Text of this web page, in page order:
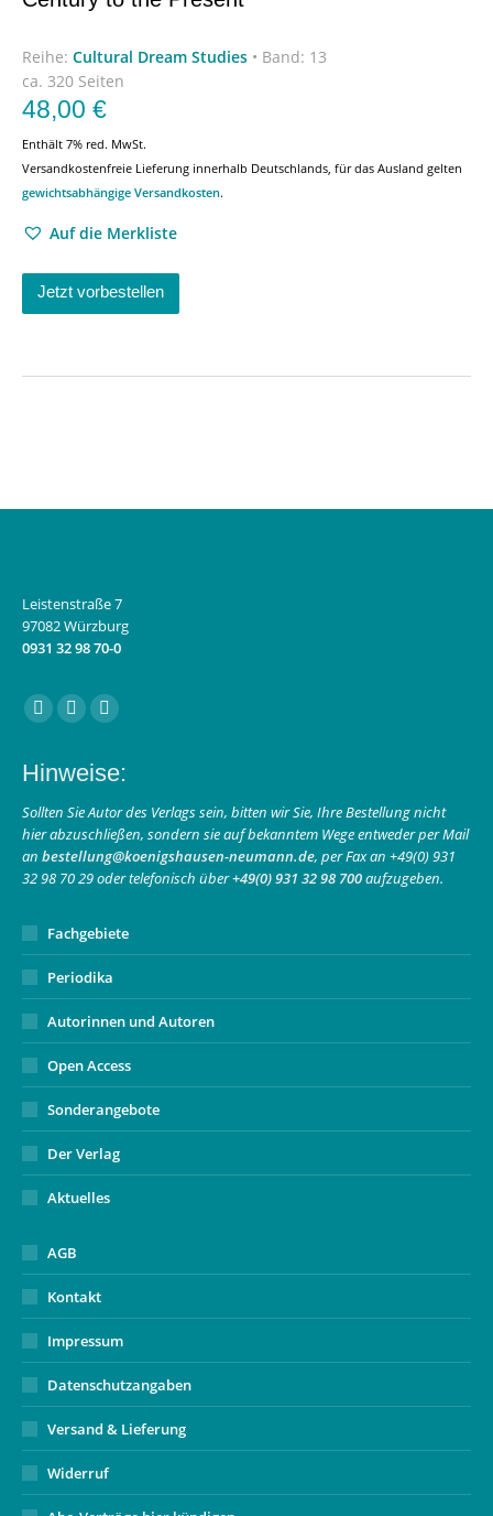
Reihe: Cultural Dream Studies • Band: 13
ca. 320 Seiten
48,00 €
Enthält 7% red. MwSt.
Versandkostenfreie Lieferung innerhalb Deutschlands, für das Ausland gelten
gewichtsabhängige Versandkosten.
Auf die Merkliste
Jetzt vorbestellen
Leistenstraße 7
97082 Würzburg
0931 32 98 70-0
Finden Sie uns auf:
Facebook
opens
in
new
window
Instagram
opens
in
new
window
E-
page
opens
in
new
window
Hinweise:
Sollten Sie Autor des Verlags sein, bitten wir Sie, Ihre Bestellung nicht
hier abzuschließen, sondern sie auf bekanntem Wege entweder per Mail
an bestellung@koenigshausen-neumann.de, per Fax an +49(0) 931
32 98 70 29 oder telefonisch über+49(0) 931 32 98 700aufzugeben.
Fachgebiete
Periodika
Autorinnen und Autoren
Open Access
Sonderangebote
Der Verlag
Aktuelles
AGB
Kontakt
Impressum
Datenschutzangaben
Versand & Lieferung
Widerruf